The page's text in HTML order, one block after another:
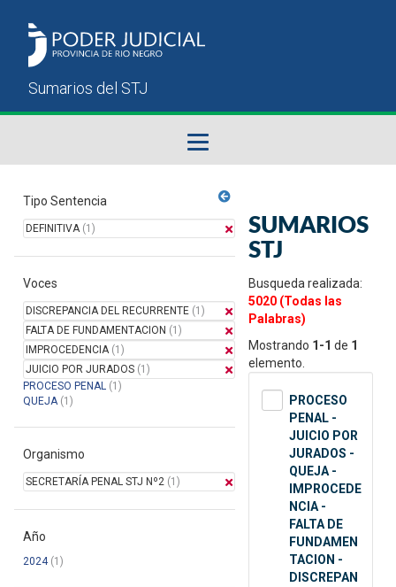
Sumarios del STJ
Manual del Usuario
Tipo Sentencia
DEFINITIVA(1)
Voces
DISCREPANCIA DEL RECURRENTE (1)
FALTA DE FUNDAMENTACION (1)
IMPROCEDENCIA(1)
JUICIO POR JURADOS (1)
PROCESO PENAL (1)
QUEJA(1)
Organismo
SECRETARÍA PENAL STJ Nº2 (1)
Año
2024(1)
SUMARIOS
STJ
Busqueda realizada:
5020 (Todas las
Palabras)
Mostrando 1-1 de 1
elemento.
PROCESO
PENAL -
JUICIO POR
JURADOS -
QUEJA -
IMPROCEDE
NCIA -
FALTA DE
FUNDAMEN
TACION -
DISCREPAN